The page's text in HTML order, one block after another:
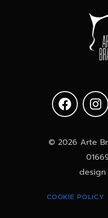
© 2026 Arte
COOKIE POLICY